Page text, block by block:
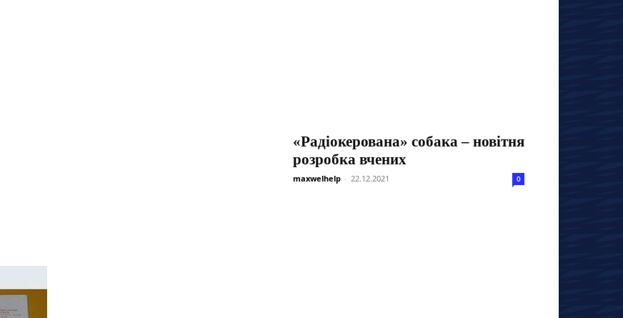
«Радіокерована» собака – новітня
розробка вчених
maxwelhelp - 22.12.2021 0